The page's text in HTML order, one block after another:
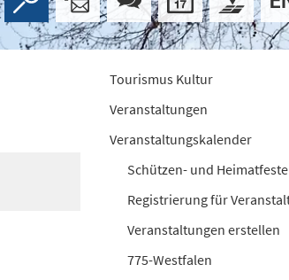
Tourismus Kultur
Veranstaltungen
Veranstaltungskalender
Schützen- und Heimatfeste
Registrierung für
Veranstaltungen erstellen
775-Westfalen